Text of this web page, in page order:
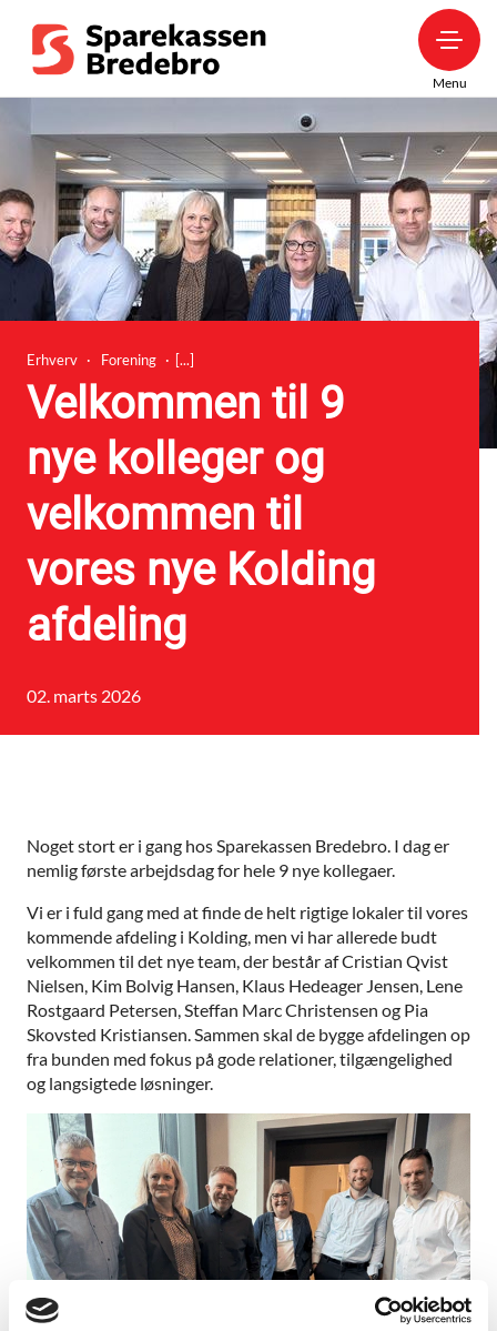
Menu
Erhverv Forening
Velkommen til 9
nye kolleger og
velkommen til
vores nye Kolding
afdeling
02. marts 2026
Noget stort er i gang hos Sparekassen Bredebro. I dag er
nemlig første arbejdsdag for hele 9 nye kollegaer.
Vi er i fuld gang med at finde de helt rigtige lokaler til vores
kommende afdeling i Kolding, men vi har allerede budt
velkommen til det nye team, der består af Cristian Qvist
Nielsen, Kim Bolvig Hansen, Klaus Hedeager Jensen, Lene
Rostgaard Petersen, Steffan Marc Christensen og Pia
Skovsted Kristiansen. Sammen skal de bygge afdelingen op
fra bunden med fokus på gode relationer, tilgængelighed
og langsigtede løsninger.